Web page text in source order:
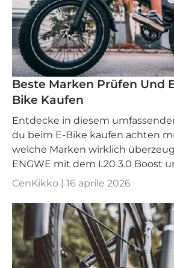
Beste Marken Prüfen Und
Bike Kaufen
Entdecke in diesem
du beim E-Bike kaufen achten
welche Marken wirklich
ENGWE mit dem L20 3.0 Boost
CenKikko | 16 aprile 2026